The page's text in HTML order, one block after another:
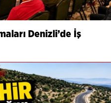
Denizli’de İş